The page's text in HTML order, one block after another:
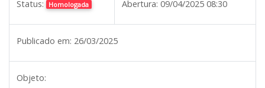
Status: Homologada Abertura: 09/04/2025 08:30
Publicado em: 26/03/2025
Objeto: